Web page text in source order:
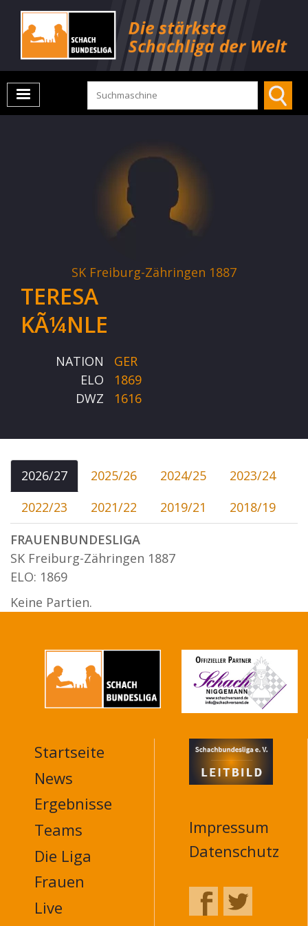
SK Freiburg-Zähringen 1887
TERESA
KÃ¼NLE
NATION
GER
ELO
1869
DWZ
1616
2026/27 2025/26 2024/25
2023/24
2022/23
2021/22 2019/21
2018/19
FRAUENBUNDESLIGA
SK Freiburg-Zähringen 1887
ELO: 1869
Keine Partien.
MAIN
NAVIGATION
FOOTER
Startseite
News
Ergebnisse
Teams
Die Liga
Frauen
Live
Impressum
Datenschutz